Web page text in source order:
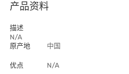
产品资料
描述
N/A
原产地
中国
优点 N/A